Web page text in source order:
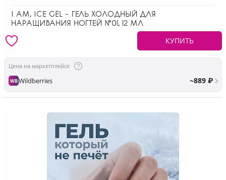
I AM, ICE GEL - ГЕЛЬ ХОЛОДНЫЙ ДЛЯ
НАРАЩИВАНИЯ НОГТЕЙ №01, 12 МЛ
КУПИТЬ
Цена на маркетплейсе
WBWildberries ~889 ₽